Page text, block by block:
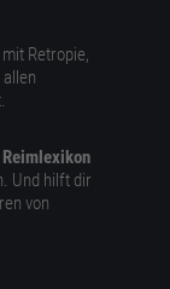
Retropie,
Reimlexikon
Und hilft dir
von